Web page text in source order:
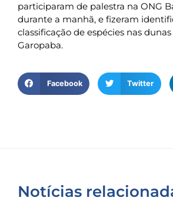
participaram de palestra na ONG
durante a manhã, e fizeram
classificação de espécies nas
Garopaba.
Facebook Twitter
Notícias